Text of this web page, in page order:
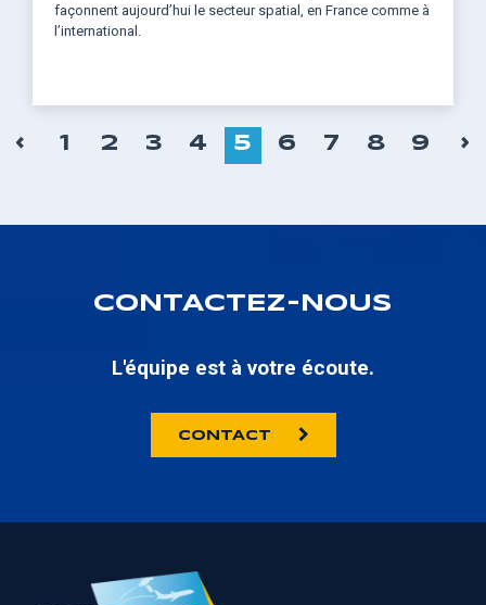
façonnent aujourd’hui le secteur spatial, en France comme à
l’international.
Pagination
PAGE
‹ PAGE
1 PAGE
2 PAGE
3 PAGE
4
PAGE
5 PAGE
6 PAGE
7 PAGE
8 9 ›
CONTACTEZ-NOUS
L'équipe est à votre écoute.
CONTACT